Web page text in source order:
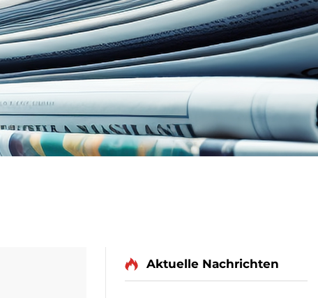
Aktuelle Nachrichten